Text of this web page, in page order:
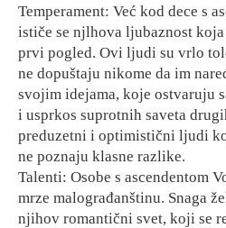
Temperament: Već kod dece s
ističe se njlhova ljubaznost
prvi pogled. Ovi ljudi su vrlo
ne dopuštaju nikome da im
svojim idejama, koje ostvaruju
i usprkos suprotnih saveta
preduzetni i optimistični ljudi
ne poznaju klasne razlike.
Talenti: Osobe s ascendentom
mrze malograđanštinu. Snaga
njihov romantični svet, koji se